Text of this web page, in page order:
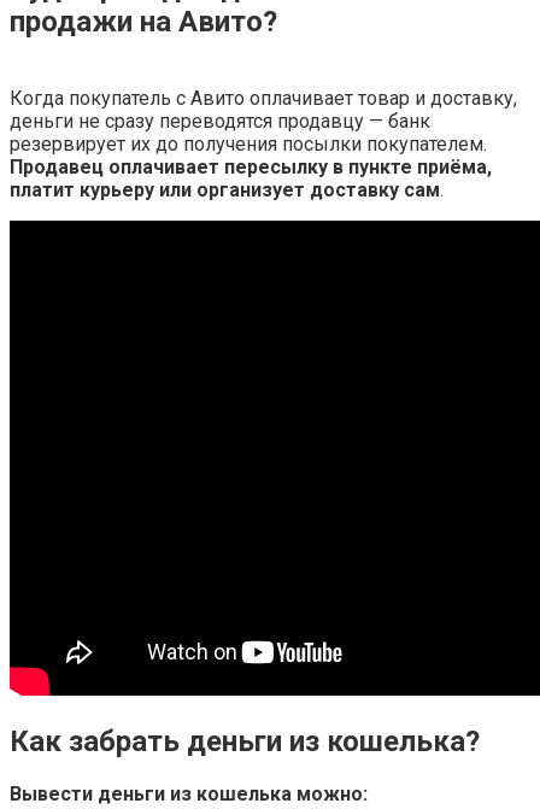
продажи на Авито?
Когда покупатель с Авито оплачивает товар и доставку,
деньги не сразу переводятся продавцу — банк
резервирует их до получения посылки покупателем.
Продавец оплачивает пересылку в пункте приёма,
платит курьеру или организует доставку сам.
Как забрать деньги из кошелька?
Вывести деньги из кошелька можно: